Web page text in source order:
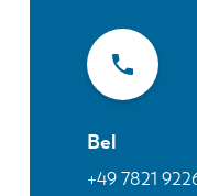
Bel
+49 7821
Contacteer ons